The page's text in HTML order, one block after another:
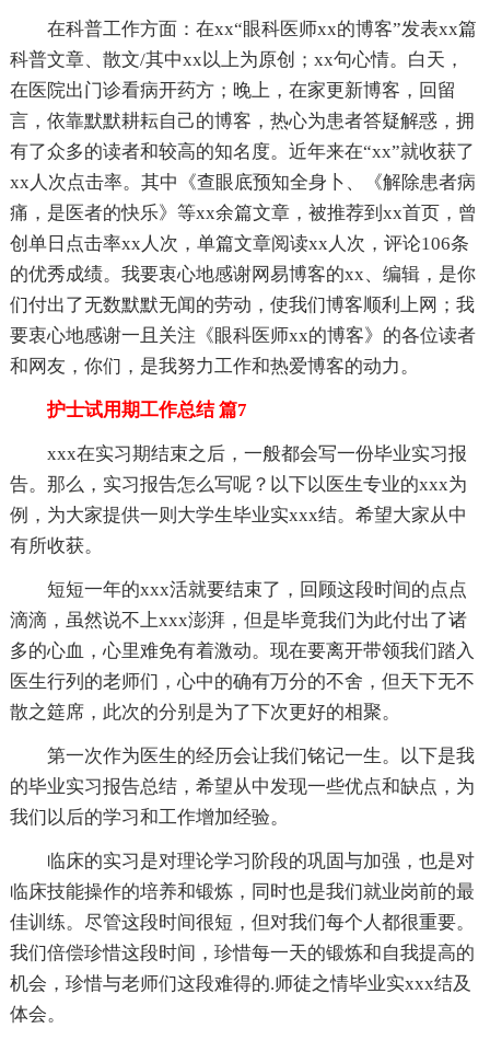
在科普工作方面：在xx“眼科医师xx的博客”发表xx篇
科普文章、散文/其中xx以上为原创；xx句心情。白天，
在医院出门诊看病开药方；晚上，在家更新博客，回留
言，依靠默默耕耘自己的博客，热心为患者答疑解惑，拥
有了众多的读者和较高的知名度。近年来在“xx”就收获了
xx人次点击率。其中《查眼底预知全身卜、《解除患者病
痛，是医者的快乐》等xx余篇文章，被推荐到xx首页，曾
创单日点击率xx人次，单篇文章阅读xx人次，评论106条
的优秀成绩。我要衷心地感谢网易博客的xx、编辑，是你
们付出了无数默默无闻的劳动，使我们博客顺利上网；我
要衷心地感谢一且关注《眼科医师xx的博客》的各位读者
和网友，你们，是我努力工作和热爱博客的动力。
护士试用期工作总结 篇7
xxx在实习期结束之后，一般都会写一份毕业实习报
告。那么，实习报告怎么写呢？以下以医生专业的xxx为
例，为大家提供一则大学生毕业实xxx结。希望大家从中
有所收获。
短短一年的xxx活就要结束了，回顾这段时间的点点
滴滴，虽然说不上xxx澎湃，但是毕竟我们为此付出了诸
多的心血，心里难免有着激动。现在要离开带领我们踏入
医生行列的老师们，心中的确有万分的不舍，但天下无不
散之筵席，此次的分别是为了下次更好的相聚。
第一次作为医生的经历会让我们铭记一生。以下是我
的毕业实习报告总结，希望从中发现一些优点和缺点，为
我们以后的学习和工作增加经验。
临床的实习是对理论学习阶段的巩固与加强，也是对
临床技能操作的培养和锻炼，同时也是我们就业岗前的最
佳训练。尽管这段时间很短，但对我们每个人都很重要。
我们倍偿珍惜这段时间，珍惜每一天的锻炼和自我提高的
机会，珍惜与老师们这段难得的.师徒之情毕业实xxx结及
体会。